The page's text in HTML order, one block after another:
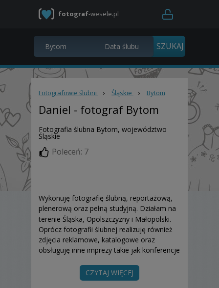
fotograf-wesele.pl
Fotografowie ślubni › Śląskie › Bytom
Daniel - fotograf Bytom
Fotografia ślubna Bytom, województwo
Śląskie
Poleceń: 7
Wykonuję fotografię ślubną, reportażową,
plenerową oraz pełną studyjną. Działam na
terenie Śląska, Opolszczyzny i Małopolski.
Oprócz fotografii ślubnej realizuję również
zdjęcia reklamowe, katalogowe oraz
obsługuję inne imprezy takie jak konferencje
Podczas spotkania zemną zobaczycie
CZYTAJ WIĘCEJ